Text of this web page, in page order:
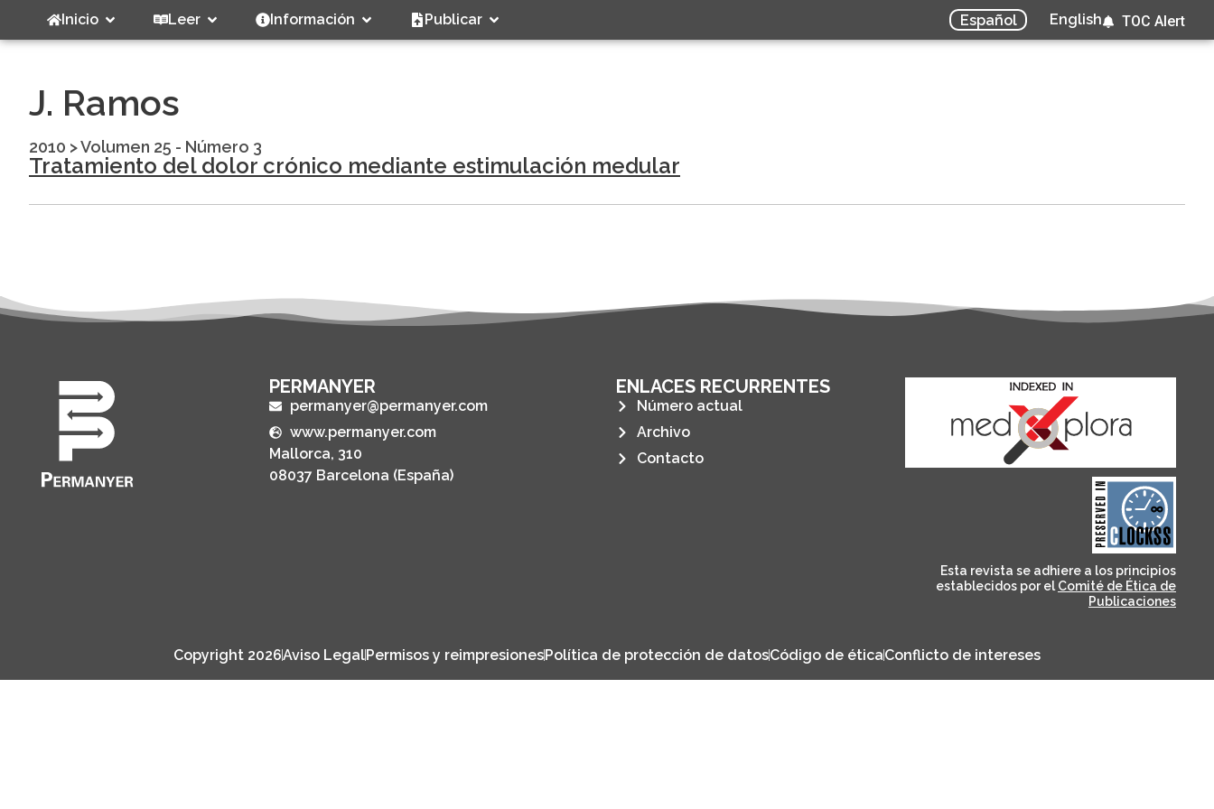
Inicio Leer Información Publicar Español English TOC Alert
J. Ramos
2010 >Volumen 25 - Número 3
Tratamiento del dolor crónico mediante estimulación medular
PERMANYER
permanyer@permanyer.com
www.permanyer.com
Mallorca, 310
08037 Barcelona (España)
ENLACES RECURRENTES
Número actual
Archivo
Contacto
CLOCKSS is a dak archive
that ensures the long-
term survival of web-
based scholary
publications, governed by
and for its stakeholders.
Esta revista se adhiere a los principios
establecidos por el Comité de Ética de
Publicaciones
Copyright 2026Aviso LegalPermisos y reimpresionesPolítica de protección de datosCódigo de éticaConflicto de intereses